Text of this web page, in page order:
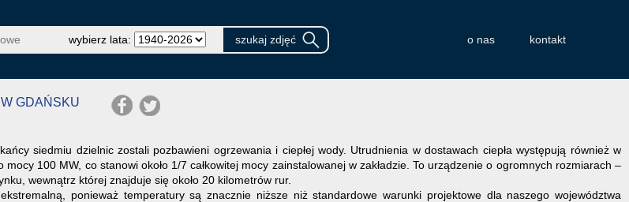
wybierz lata: o nas kontakt
GDAŃSKU
siedmiu dzielnic zostali pozbawieni ogrzewania i ciepłej wody. Utrudnienia w dostawach ciepła występują również w
mocy 100 MW, co stanowi około 1/7 całkowitej mocy zainstalowanej w zakładzie. To urządzenie o ogromnych rozmiarach –
wewnątrz której znajduje się około 20 kilometrów rur.
ponieważ temperatury są znacznie niższe niż standardowe warunki projektowe dla naszego województwa